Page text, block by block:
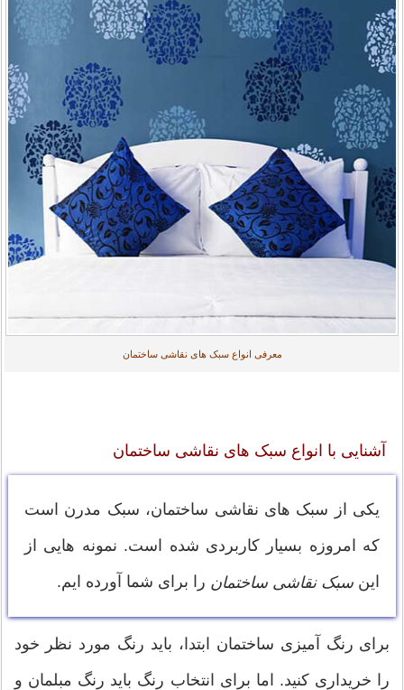
معرفی انواع سبک های نقاشی ساختمان
آشنایی با انواع سبک های نقاشی ساختمان
یکی از سبک های نقاشی ساختمان، سبک مدرن است
که امروزه بسیار کاربردی شده است. نمونه هایی از
این سبک نقاشی ساختمان را برای شما آورده ایم.
برای رنگ آمیزی ساختمان ابتدا، باید رنگ مورد نظر خود
را خریداری کنید. اما برای انتخاب رنگ باید رنگ مبلمان و